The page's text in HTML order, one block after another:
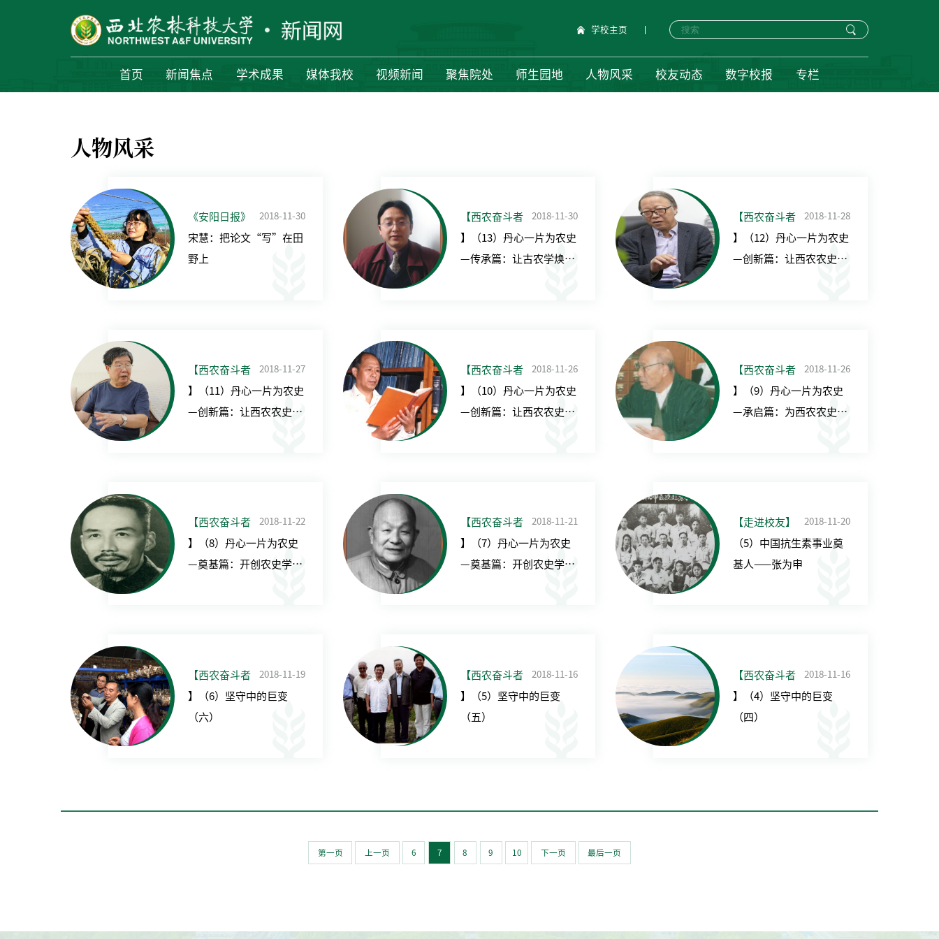
学校主页
首页 新闻焦点 学术成果 媒体我校 视频新闻 聚焦院处 师生园地 人物风采 校友动态 数字校报 专栏
人物风采
2018-11-30
《安阳日报》
宋慧：把论文“写”在田
野上
2018-11-30
【西农奋斗者
】（13）丹心一片为农史
—传承篇：让古农学焕发
2018-11-28
【西农奋斗者
】（12）丹心一片为农史
—创新篇：让西农农史事
2018-11-27
【西农奋斗者
】（11）丹心一片为农史
—创新篇：让西农农史事
2018-11-26
【西农奋斗者
】（10）丹心一片为农史
—创新篇：让西农农史事
2018-11-26
【西农奋斗者
】（9）丹心一片为农史
—承启篇：为西农农史事
2018-11-22
【西农奋斗者
】（8）丹心一片为农史
—奠基篇：开创农史学科
2018-11-21
【西农奋斗者
】（7）丹心一片为农史
—奠基篇：开创农史学科
2018-11-20
【走进校友】
（5）中国抗生素事业奠
基人——张为申
2018-11-19
【西农奋斗者
】（6）坚守中的巨变
（六）
2018-11-16
【西农奋斗者
】（5）坚守中的巨变
（五）
2018-11-16
【西农奋斗者
】（4）坚守中的巨变
（四）
第一页 上一页 6 7 8 9 10 下一页 最后一页